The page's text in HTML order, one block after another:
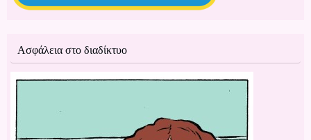
Ασφάλεια στο διαδίκτυο